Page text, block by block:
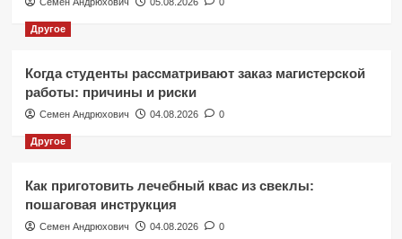
Другое
Когда студенты рассматривают заказ магистерской
работы: причины и риски
Семен Андрюхович 04.08.2026 0
Другое
Как приготовить лечебный квас из свеклы:
пошаговая инструкция
Семен Андрюхович 04.08.2026 0